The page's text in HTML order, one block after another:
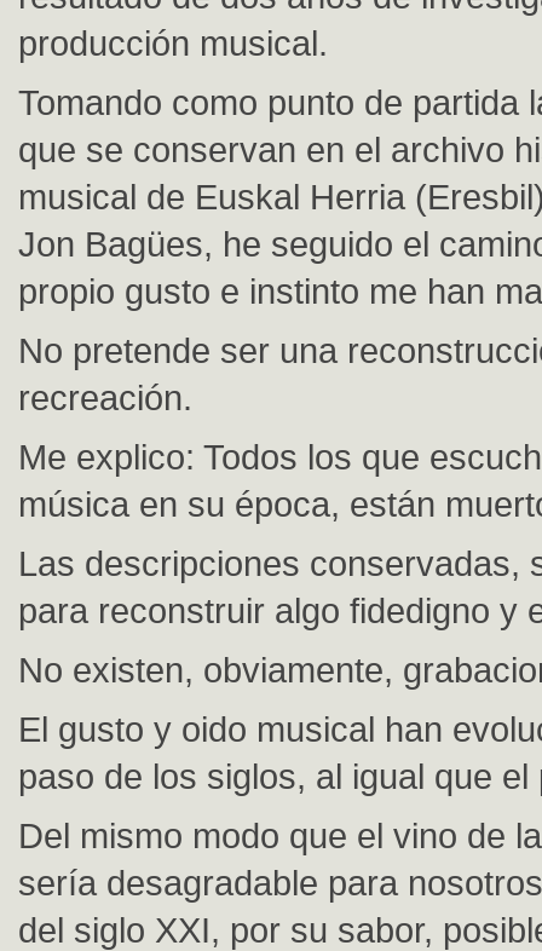
producción musical.
Tomando como punto de partida
que se conservan en el archivo
musical de Euskal Herria
Jon Bagües, he seguido el
propio gusto e instinto me han
No pretende ser una
recreación.
Me explico: Todos los que
música en su época, están
Las descripciones conservadas,
para reconstruir algo fidedigno y
No existen, obviamente,
El gusto y oido musical han
paso de los siglos, al igual que el
Del mismo modo que el vino de
sería desagradable para
del siglo XXI, por su sabor,